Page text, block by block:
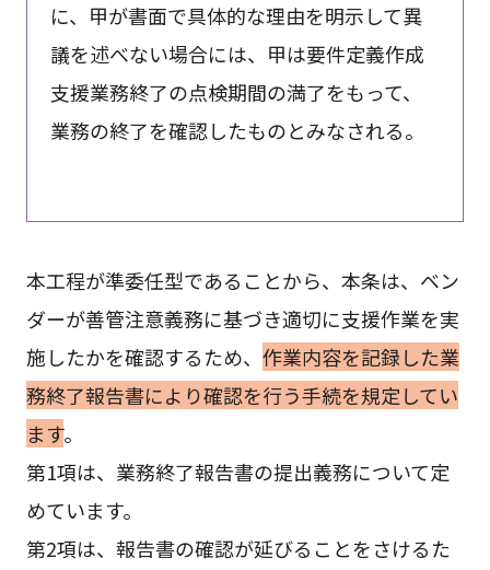
に、甲が書面で具体的な理由を明示して異
議を述べない場合には、甲は要件定義作成
支援業務終了の点検期間の満了をもって、
業務の終了を確認したものとみなされる。
本工程が準委任型であることから、本条は、ベン
ダーが善管注意義務に基づき適切に支援作業を実
施したかを確認するため、 作業内容を記録した業
務終了報告書により確認を行う手続を規定してい
ます。
第1項は、業務終了報告書の提出義務について定
めています。
第2項は、報告書の確認が延びることをさけるた